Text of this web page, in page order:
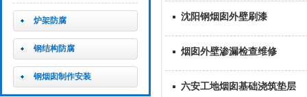
炉架防腐
钢结构防腐
钢烟囱制作安装
沈阳钢烟囱外壁刷漆
烟囱外壁渗漏检查维修
六安工地烟囱基础浇筑垫层